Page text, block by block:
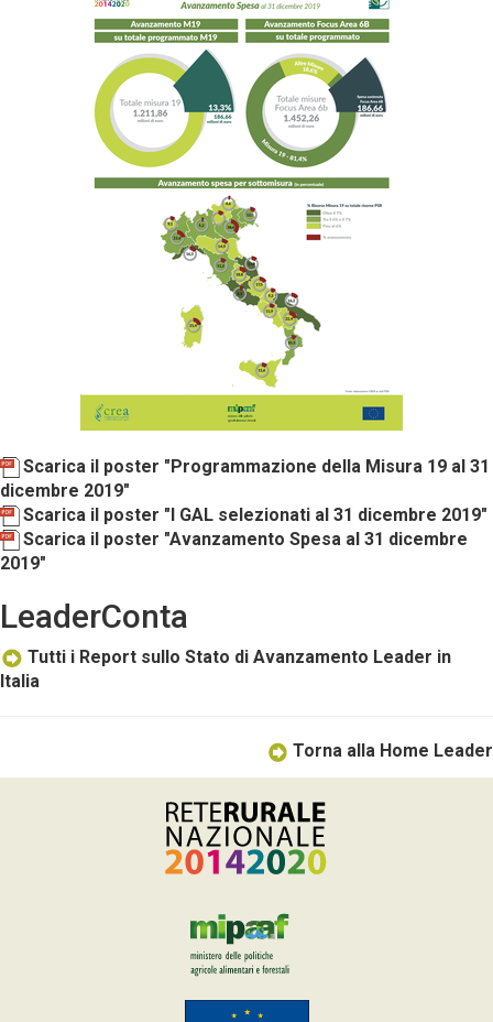
Scarica il poster "Programmazione della Misura 19 al 31
dicembre 2019"
Scarica il poster "I GAL selezionati al 31 dicembre 2019"
Scarica il poster "Avanzamento Spesa al 31 dicembre
2019"
LeaderConta
Tutti i Report sullo Stato di Avanzamento Leader in
Italia
Torna alla Home Leader